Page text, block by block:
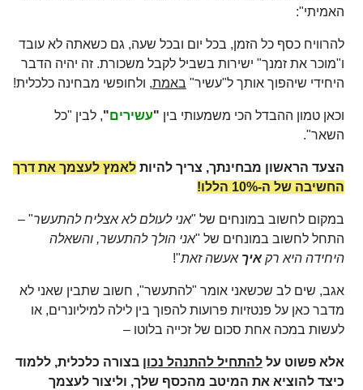
האמיתי":
להרוויח כסף כל הזמן, בכל יום ובכל שעה, גם כשאתה לא עובד
ו"מוכר את זמנך" ישירות בשביל לקבל משכורת. זה יהיה הדבר
היחידי שיהפוך אותך ל"עשיר" באמת, ולחופשי מבחינה כלכלית!
וכאן טמון ההבדל הכי משמעותי בין "עשירים", לבין "כל
השאר".
הצעד הראשון מבחינתך, צריך להיותלאמץ לעצמך את דרך
החשיבה של ה-10% הללו!
במקום לחשוב במונחים של "אני לעולם לא אצליח להתעשר" –
התחל לחשוב במונחים של "אני הולך להתעשר, והשאלה
היחידה היא רקאיךאעשה זאת"!
אגב, שים לב שכשאני אומר "להתעשר", חשוב שתבין שאני לא
מדבר כאן על פנטזיות פרועות להפוך בין לילה למיליונרים, או
לעשות במכה אחת סכום של זכייה בלוטו –
אלא פשוט עללהתחיל להתנהל נכון בצורה כלכלית, ללמוד
כיצד להוציא את המיטב מהכסף שלך, וליצור לעצמך